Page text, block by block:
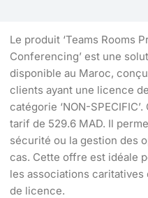
Le produit ‘Teams Rooms
Conferencing’ est une
disponible au Maroc,
clients ayant une licence
catégorie ‘NON-
tarif de 529.6 MAD. Il
sécurité ou la gestion des
cas. Cette offre est idéale
les associations
de licence.